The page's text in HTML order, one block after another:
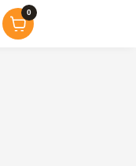
0